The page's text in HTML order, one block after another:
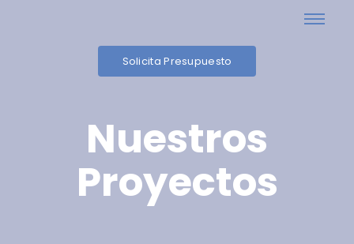
Solicita Presupuesto
Nuestros
Proyectos